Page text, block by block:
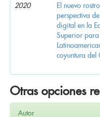
2020
El nuevo
perspectiva
digital en la
Superior
coyuntura del
Otras opciones
Autor